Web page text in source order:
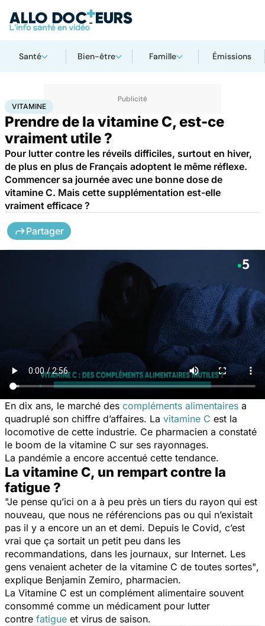
Santé Bien-être Famille Émissions
AccueilSanté
VITAMINE
Prendre de la vitamine C, est-ce
vraiment utile ?
Pour lutter contre les réveils difficiles, surtout en hiver,
de plus en plus de Français adoptent le même réflexe.
Commencer sa journée avec une bonne dose de
vitamine C. Mais cette supplémentation est-elle
vraiment efficace ?
Partager
En dix ans, le marché des compléments alimentaires a
quadruplé son chiffre d’affaires. La vitamine C est la
locomotive de cette industrie. Ce pharmacien a constaté
le boom de la vitamine C sur ses rayonnages.
La pandémie a encore accentué cette tendance.
La vitamine C, un rempart contre la
fatigue ?
"Je pense qu’ici on a à peu près un tiers du rayon qui est
nouveau, que nous ne référencions pas ou qui n’existait
pas il y a encore un an et demi. Depuis le Covid, c’est
vrai que ça sortait un petit peu dans les
recommandations, dans les journaux, sur Internet. Les
gens venaient acheter de la vitamine C de toutes sortes",
explique Benjamin Zemiro, pharmacien.
La Vitamine C est un complément alimentaire souvent
consommé comme un médicament pour lutter
contre fatigue et virus de saison.